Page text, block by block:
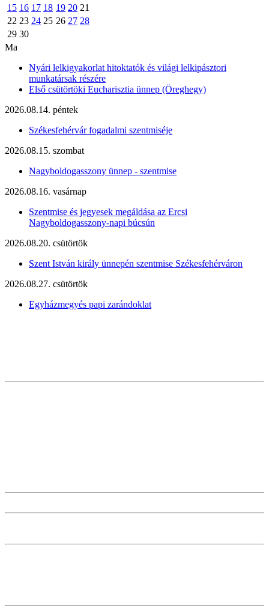
15 16 17 18 19 20 21
22 23 24 25 26 27 28
29 30
Ma
Nyári lelkigyakorlat hitoktatók és világi lelkipásztori
munkatársak részére
Első csütörtöki Eucharisztia ünnep (Öreghegy)
2026.08.14. péntek
Székesfehérvár fogadalmi szentmiséje
2026.08.15. szombat
Nagyboldogasszony ünnep - szentmise
2026.08.16. vasárnap
Szentmise és jegyesek megáldása az Ercsi
Nagyboldogasszony-napi búcsún
2026.08.20. csütörtök
Szent István király ünnepén szentmise Székesfehérváron
2026.08.27. csütörtök
Egyházmegyés papi zarándoklat